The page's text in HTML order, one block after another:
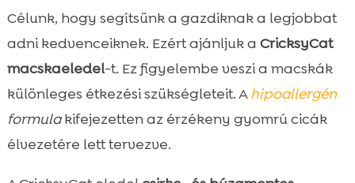
Célunk, hogy segítsünk a gazdiknak a legjobbat
adni kedvenceiknek. Ezért ajánljuk a CricksyCat
macskaeledel-t. Ez figyelembe veszi a macskák
különleges étkezési szükségleteit. Ahipoallergén
formulakifejezetten az érzékeny gyomrú cicák
élvezetére lett tervezve.